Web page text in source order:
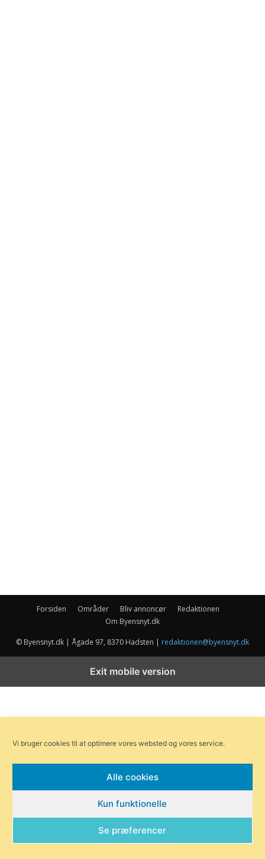
Forsiden Områder Bliv annoncør
Redaktionen
Om Byensnyt.dk
© Byensnyt.dk | Ågade 97, 8370 Hadsten | redaktionen@byensnyt.dk
Vi bruger cookies til at optimere vores websted og vores service.
Alle cookies
Kun funktionelle
Se præferencer
Exit mobile version